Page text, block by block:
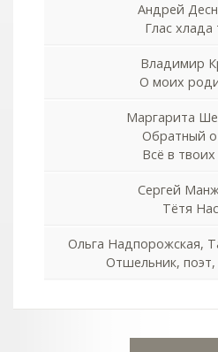
Андрей
Глас хлада
Владимир
О моих
Маргарита
Обратный
Всё в твоих
Сергей
Тётя
Ольга Надпорожская,
Отшельник, поэт,